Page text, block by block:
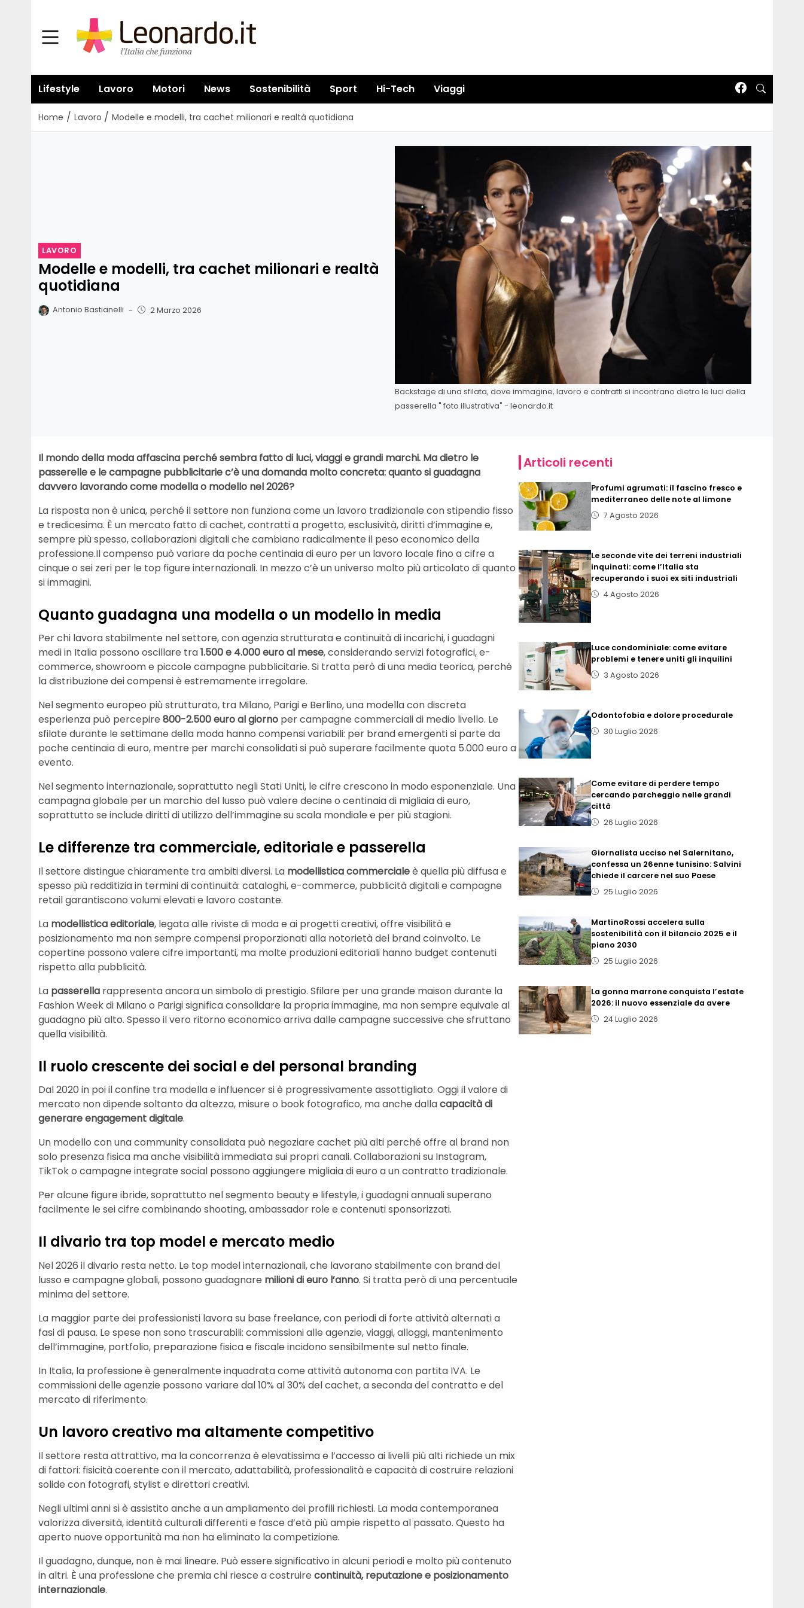
Lifestyle Lavoro Motori News Sostenibilità Sport Hi-Tech Viaggi
Home / Lavoro / Modelle e modelli, tra cachet milionari e realtà quotidiana
LAVORO
Modelle e modelli, tra cachet milionari e realtà
quotidiana
Antonio Bastianelli - 2 Marzo 2026
Backstage di una sfilata, dove immagine, lavoro e contratti si incontrano dietro le luci della
passerella " foto illustrativa" - leonardo.it
Il mondo della moda affascina perché sembra fatto di luci, viaggi e grandi marchi. Ma dietro le
passerelle e le campagne pubblicitarie c’è una domanda molto concreta: quanto si guadagna
davvero lavorando come modella o modello nel 2026?
La risposta non è unica, perché il settore non funziona come un lavoro tradizionale con stipendio fisso
e tredicesima. È un mercato fatto di cachet, contratti a progetto, esclusività, diritti d’immagine e,
sempre più spesso, collaborazioni digitali che cambiano radicalmente il peso economico della
professione.Il compenso può variare da poche centinaia di euro per un lavoro locale fino a cifre a
cinque o sei zeri per le top figure internazionali. In mezzo c’è un universo molto più articolato di quanto
si immagini.
Quanto guadagna una modella o un modello in media
Per chi lavora stabilmente nel settore, con agenzia strutturata e continuità di incarichi, i guadagni
medi in Italia possono oscillare tra1.500 e 4.000 euro al mese, considerando servizi fotografici, e-
commerce, showroom e piccole campagne pubblicitarie. Si tratta però di una media teorica, perché
la distribuzione dei compensi è estremamente irregolare.
Nel segmento europeo più strutturato, tra Milano, Parigi e Berlino, una modella con discreta
esperienza può percepire 800-2.500 euro al giorno per campagne commerciali di medio livello. Le
sfilate durante le settimane della moda hanno compensi variabili: per brand emergenti si parte da
poche centinaia di euro, mentre per marchi consolidati si può superare facilmente quota 5.000 euro a
evento.
Nel segmento internazionale, soprattutto negli Stati Uniti, le cifre crescono in modo esponenziale. Una
campagna globale per un marchio del lusso può valere decine o centinaia di migliaia di euro,
soprattutto se include diritti di utilizzo dell’immagine su scala mondiale e per più stagioni.
Le differenze tra commerciale, editoriale e passerella
Il settore distingue chiaramente tra ambiti diversi. La modellistica commercialeè quella più diffusa e
spesso più redditizia in termini di continuità: cataloghi, e-commerce, pubblicità digitali e campagne
retail garantiscono volumi elevati e lavoro costante.
La modellistica editoriale, legata alle riviste di moda e ai progetti creativi, offre visibilità e
posizionamento ma non sempre compensi proporzionati alla notorietà del brand coinvolto. Le
copertine possono valere cifre importanti, ma molte produzioni editoriali hanno budget contenuti
rispetto alla pubblicità.
La passerella rappresenta ancora un simbolo di prestigio. Sfilare per una grande maison durante la
Fashion Week di Milano o Parigi significa consolidare la propria immagine, ma non sempre equivale al
guadagno più alto. Spesso il vero ritorno economico arriva dalle campagne successive che sfruttano
quella visibilità.
Il ruolo crescente dei social e del personal branding
Dal 2020 in poi il confine tra modella e influencer si è progressivamente assottigliato. Oggi il valore di
mercato non dipende soltanto da altezza, misure o book fotografico, ma anche dallacapacità di
generare engagement digitale.
Un modello con una community consolidata può negoziare cachet più alti perché offre al brand non
solo presenza fisica ma anche visibilità immediata sui propri canali. Collaborazioni su Instagram,
TikTok o campagne integrate social possono aggiungere migliaia di euro a un contratto tradizionale.
Per alcune figure ibride, soprattutto nel segmento beauty e lifestyle, i guadagni annuali superano
facilmente le sei cifre combinando shooting, ambassador role e contenuti sponsorizzati.
Il divario tra top model e mercato medio
Nel 2026 il divario resta netto. Le top model internazionali, che lavorano stabilmente con brand del
lusso e campagne globali, possono guadagnare milioni di euro l’anno. Si tratta però di una percentuale
minima del settore.
La maggior parte dei professionisti lavora su base freelance, con periodi di forte attività alternati a
fasi di pausa. Le spese non sono trascurabili: commissioni alle agenzie, viaggi, alloggi, mantenimento
dell’immagine, portfolio, preparazione fisica e fiscale incidono sensibilmente sul netto finale.
In Italia, la professione è generalmente inquadrata come attività autonoma con partita IVA. Le
commissioni delle agenzie possono variare dal 10% al 30% del cachet, a seconda del contratto e del
mercato di riferimento.
Un lavoro creativo ma altamente competitivo
Il settore resta attrattivo, ma la concorrenza è elevatissima e l’accesso ai livelli più alti richiede un mix
di fattori: fisicità coerente con il mercato, adattabilità, professionalità e capacità di costruire relazioni
solide con fotografi, stylist e direttori creativi.
Negli ultimi anni si è assistito anche a un ampliamento dei profili richiesti. La moda contemporanea
valorizza diversità, identità culturali differenti e fasce d’età più ampie rispetto al passato. Questo ha
aperto nuove opportunità ma non ha eliminato la competizione.
Il guadagno, dunque, non è mai lineare. Può essere significativo in alcuni periodi e molto più contenuto
in altri. È una professione che premia chi riesce a costruire continuità, reputazione e posizionamento
internazionale.
Articoli recenti
Profumi agrumati: il fascino fresco e
mediterraneo delle note al limone
7 Agosto 2026
Le seconde vite dei terreni industriali
inquinati: come l’Italia sta
recuperando i suoi ex siti industriali
4 Agosto 2026
Luce condominiale: come evitare
problemi e tenere uniti gli inquilini
3 Agosto 2026
Odontofobia e dolore procedurale
30 Luglio 2026
Come evitare di perdere tempo
cercando parcheggio nelle grandi
città
26 Luglio 2026
Giornalista ucciso nel Salernitano,
confessa un 26enne tunisino: Salvini
chiede il carcere nel suo Paese
25 Luglio 2026
MartinoRossi accelera sulla
sostenibilità con il bilancio 2025 e il
piano 2030
25 Luglio 2026
La gonna marrone conquista l’estate
2026: il nuovo essenziale da avere
24 Luglio 2026